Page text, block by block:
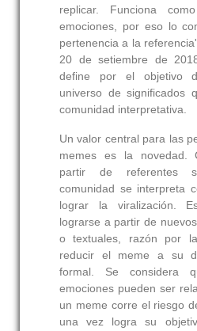
replicar. Funciona
emociones, por eso lo
pertenencia a la
20 de setiembre de
define por el objetivo
universo de significados
comunidad interpretativa.
Un valor central para las
memes es la novedad.
partir de referentes
comunidad se interpreta
lograr la viralización.
lograrse a partir de
o textuales, razón por
reducir el meme a su
formal. Se considera
emociones pueden ser
un meme corre el riesgo
una vez logra su